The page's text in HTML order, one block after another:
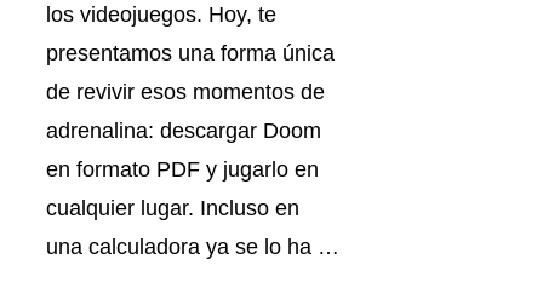
los videojuegos. Hoy, te
presentamos una forma única
de revivir esos momentos de
adrenalina: descargar Doom
en formato PDF y jugarlo en
cualquier lugar. Incluso en
una calculadora ya se lo ha …